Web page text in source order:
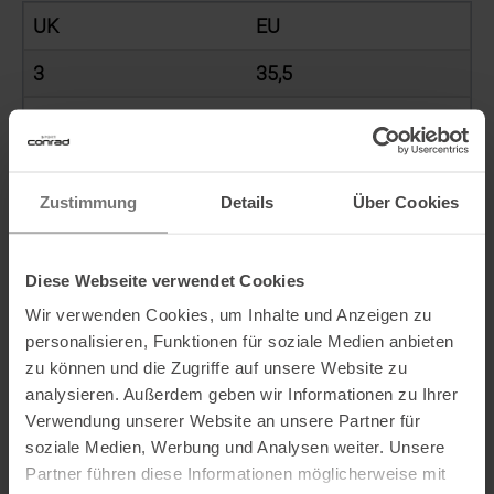
Zustimmung Details Über Cookies
Diese Webseite verwendet Cookies
Wir verwenden Cookies, um Inhalte und Anzeigen zu
personalisieren, Funktionen für soziale Medien anbieten
zu können und die Zugriffe auf unsere Website zu
analysieren. Außerdem geben wir Informationen zu Ihrer
Verwendung unserer Website an unsere Partner für
soziale Medien, Werbung und Analysen weiter. Unsere
Partner führen diese Informationen möglicherweise mit
UK EU
3 35,5
4,5 37,5
5,5 39
39,5
6,5 40
7 40,5